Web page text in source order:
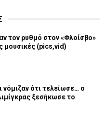
τον ρυθμό στον «Φλοίσβο»
μουσικές (pics,vid)
νόμιζαν ότι τελείωσε… ο
ξεσήκωσε το